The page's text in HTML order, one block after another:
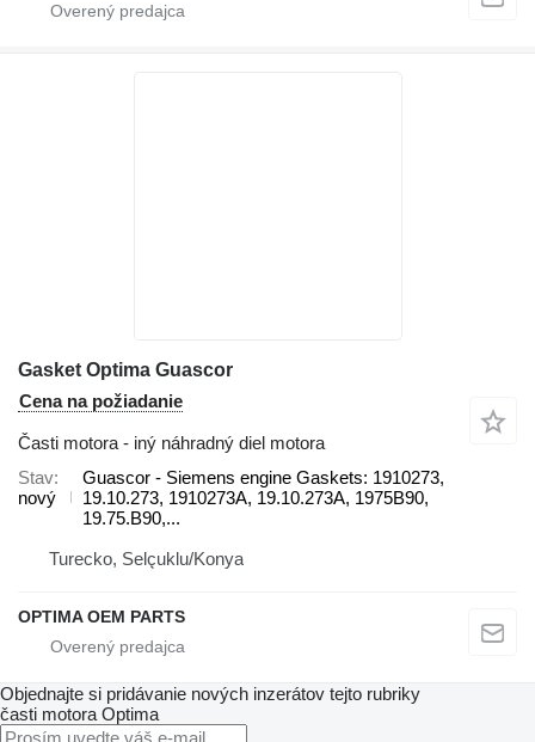
Gasket Optima Guascor
Cena na požiadanie
Časti motora - iný náhradný diel motora
Stav
nový
Guascor - Siemens engine Gaskets: 1910273,
19.10.273, 1910273A, 19.10.273A, 1975B90,
19.75.B90,...
Turecko, Selçuklu/Konya
OPTIMA OEM PARTS
Objednajte si pridávanie nových inzerátov tejto rubriky
časti motora Optima